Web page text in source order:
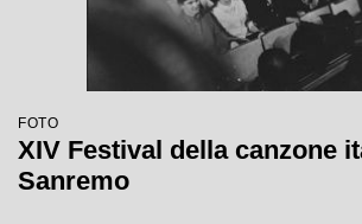
FOTO
XIV Festival della canzone
Sanremo